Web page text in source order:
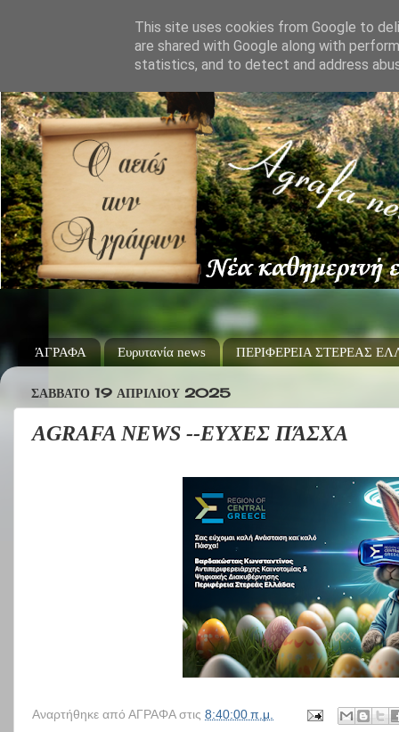
ΆΓΡΑΦΑ Ευρυτανία news ΠΕΡΙΦΕΡΕΙΑ ΣΤΕΡΕΑΣ
ΣΆΒΒΑΤΟ 19 ΑΠΡΙΛΊΟΥ 2025
AGRAFA NEWS --ΕΥΧΕΣ ΠΆΣΧΑ
Αναρτήθηκε από ΑΓΡΑΦΑ στις 8:40:00 π.μ.
This site uses cookies from Google to
are shared with Google along with
statistics, and to detect and address